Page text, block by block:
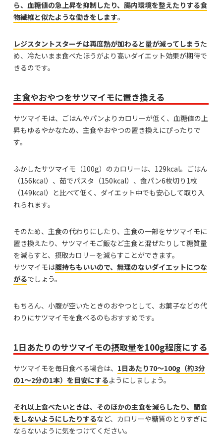
ら、血糖値の急上昇を抑制したり、腸内環境を整えたりする食
物繊維と似たような働きをします。
レジスタントスターチは再度熱が加わると量が減ってしまうた
め、冷たいまま食べたほうがより高いダイエット効果が期待で
きるのです。
主食やおやつをサツマイモに置き換える
サツマイモは、ごはんやパンよりカロリーが低く、血糖値の上
昇もゆるやかなため、主食やおやつの置き換えにぴったりで
す。
ふかしたサツマイモ（100g）のカロリーは、129kcal。ごはん
（156kcal）、茹でパスタ（150kcal）、食パン6枚切り1枚
（149kcal）と比べて低く、ダイエット中でも安心して取り入
れられます。
そのため、主食の代わりにしたり、主食の一部をサツマイモに
置き換えたり、サツマイモご飯など主食と混ぜたりして糖質量
を減らすと、摂取カロリーを減らすことができます。
サツマイモは腹持ちもいいので、無理のないダイエットにつな
がるでしょう。
もちろん、小腹が空いたときのおやつとして、お菓子などの代
わりにサツマイモを食べるのもおすすめです。
1日あたりのサツマイモの摂取量を100g程度にする
サツマイモを毎日食べる場合は、 1日あたり70〜100g（約3分
の1〜2分の1本）を目安にするようにしましょう。
それ以上食べたいときは、そのほかの主食を減らしたり、間食
をしないようにしたりするなど、カロリーや糖質のとりすぎに
ならないように気をつけてください。